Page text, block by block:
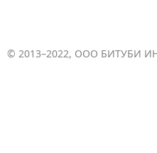
© 2013–2022, ООО БИТУБИ